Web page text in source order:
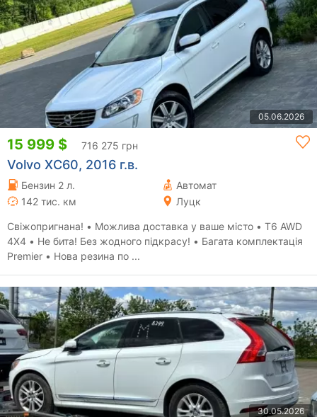
05.06.2026
15 999 $ 716 275 грн
Volvo XC60, 2016 г.в.
Бензин 2 л.
Автомат
142 тис. км
Луцк
Свіжопригнана! • Можлива доставка у ваше місто • Т6 AWD
4X4 • Не бита! Без жодного підкрасу! • Багата комплектація
Premier • Нова резина по ...
30.05.2026